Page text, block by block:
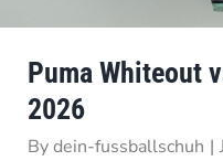
Puma Whiteout
2026
Bydein-fussballschuh |